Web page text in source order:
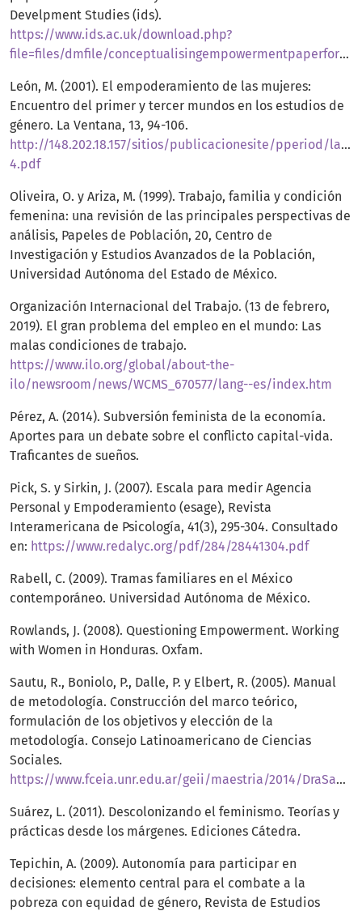
Develpment Studies (ids).
https://www.ids.ac.uk/download.php?
file=files/dmfile/conceptualisingempowermentpaperforpovnet.pdf
León, M. (2001). El empoderamiento de las mujeres:
Encuentro del primer y tercer mundos en los estudios de
género. La Ventana, 13, 94-106.
http://148.202.18.157/sitios/publicacionesite/pperiod/
4.pdf
Oliveira, O. y Ariza, M. (1999). Trabajo, familia y condición
femenina: una revisión de las principales perspectivas de
análisis, Papeles de Población, 20, Centro de
Investigación y Estudios Avanzados de la Población,
Universidad Autónoma del Estado de México.
Organización Internacional del Trabajo. (13 de febrero,
2019). El gran problema del empleo en el mundo: Las
malas condiciones de trabajo.
https://www.ilo.org/global/about-the-
ilo/newsroom/news/WCMS_670577/lang--es/index.htm
Pérez, A. (2014). Subversión feminista de la economía.
Aportes para un debate sobre el conflicto capital-vida.
Traficantes de sueños.
Pick, S. y Sirkin, J. (2007). Escala para medir Agencia
Personal y Empoderamiento (esage), Revista
Interamericana de Psicología, 41(3), 295-304. Consultado
en: https://www.redalyc.org/pdf/284/28441304.pdf
Rabell, C. (2009). Tramas familiares en el México
contemporáneo. Universidad Autónoma de México.
Rowlands, J. (2008). Questioning Empowerment. Working
with Women in Honduras. Oxfam.
Sautu, R., Boniolo, P., Dalle, P. y Elbert, R. (2005). Manual
de metodología. Construcción del marco teórico,
formulación de los objetivos y elección de la
metodología. Consejo Latinoamericano de Ciencias
Sociales.
https://www.fceia.unr.edu.ar/geii/maestria/2014/DraSanjurjo/8mas/Ruth%20Sautu,%20Manual%20de%20metodologia.pdf
Suárez, L. (2011). Descolonizando el feminismo. Teorías y
prácticas desde los márgenes. Ediciones Cátedra.
Tepichin, A. (2009). Autonomía para participar en
decisiones: elemento central para el combate a la
pobreza con equidad de género, Revista de Estudios